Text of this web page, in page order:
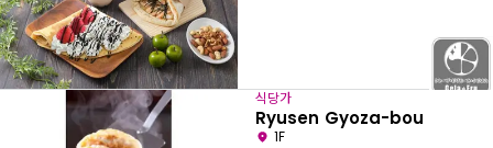
식당가
Ryusen Gyoza-bou
1F